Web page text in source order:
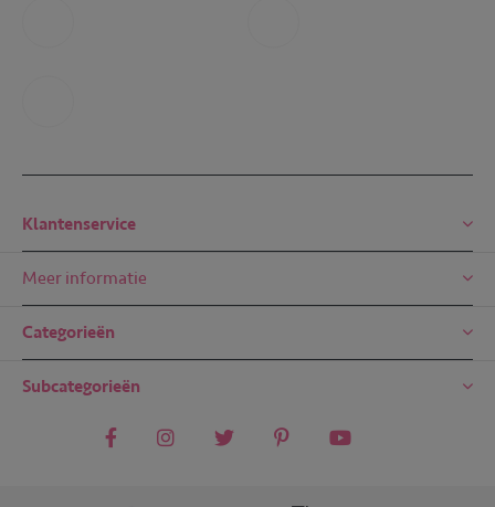
Klantenservice
Meer informatie
Categorieën
Subcategorieën